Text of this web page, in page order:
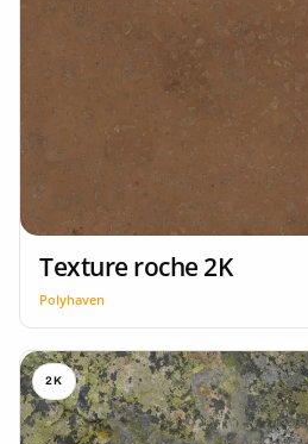
Texture roche 2K
Polyhaven
2K